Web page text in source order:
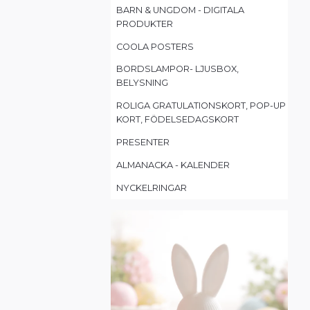
BARN & UNGDOM - DIGITALA
PRODUKTER
COOLA POSTERS
BORDSLAMPOR- LJUSBOX,
BELYSNING
ROLIGA GRATULATIONSKORT, POP-UP
KORT, FÖDELSEDAGSKORT
PRESENTER
ALMANACKA - KALENDER
NYCKELRINGAR